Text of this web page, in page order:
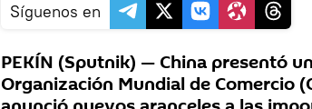
Síguenos en
PEKÍN (Sputnik) — China presentó
Organización Mundial de Comercio